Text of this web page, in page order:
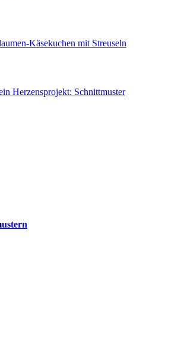
Käsekuchen mit Streuseln
Herzensprojekt: Schnittmuster